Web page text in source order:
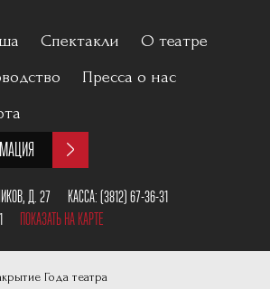
Спектакли
Вечерний репертуар
Пушкинская карта
О театре
История
Наши партнеры
Пресса о нас
Д. 27 КАССА:(3812) 67-36-31
ПОКАЗАТЬ НА КАРТЕ
Года театра